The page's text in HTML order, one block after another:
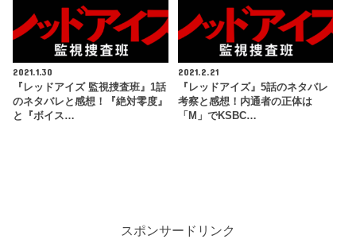
2021.1.30
『レッドアイズ 監視捜査班』1話
のネタバレと感想！『絶対零度』
と『ボイス…
2021.2.21
『レッドアイズ』5話のネタバレ
考察と感想！内通者の正体は
「М」でKSBC…
スポンサードリンク